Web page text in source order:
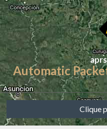
Automatic
Clique